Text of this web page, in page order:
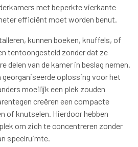
met beperkte vierkante
efficiënt moet worden benut.
kunnen boeken, knuffels, of
tentoongesteld zonder dat ze
delen van de kamer in beslag nemen.
georganiseerde oplossing voor het
moeilijk een plek zouden
creëren een compacte
of knutselen. Hierdoor hebben
om zich te concentreren zonder
speelruimte.